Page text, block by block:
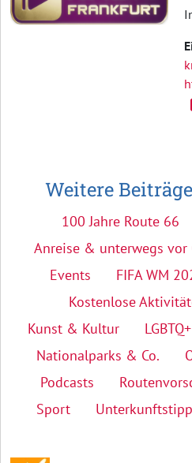
Weitere
100 Jahre Route 66
Anreise & unterwegs vor
Events
FIFA WM
Kostenlose
Kunst & Kultur
LGBTQ+
Nationalparks & Co.
Podcasts
Sport